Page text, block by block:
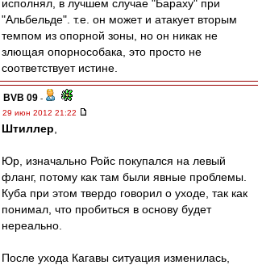
исполнял, в лучшем случае "Бараху" при
"Альбельде". т.е. он может и атакует вторым
темпом из опорной зоны, но он никак не
злющая опорнособака, это просто не
соответствует истине.
BVB 09 -
29 июн 2012 21:22
Штиллер
Юр, изначально Ройс покупался на левый
фланг, потому как там были явные проблемы.
Куба при этом твердо говорил о уходе, так как
понимал, что пробиться в основу будет
нереально.
После ухода Кагавы ситуация изменилась,